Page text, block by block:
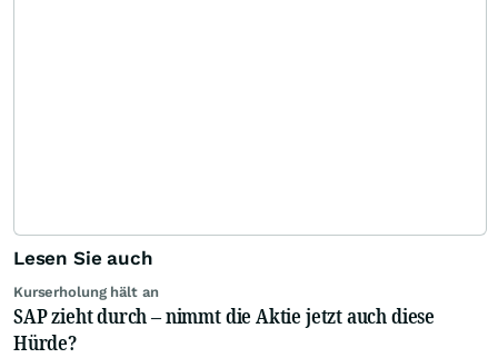
Lesen Sie auch
Kurserholung hält an
SAP zieht durch – nimmt die Aktie jetzt auch diese
Hürde?